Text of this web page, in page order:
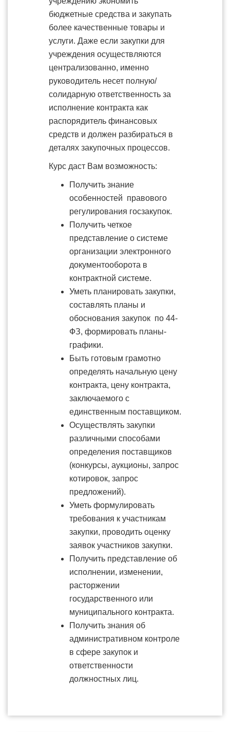
бюджетные средства и закупать
более качественные товары и
услуги. Даже если закупки для
учреждения осуществляются
централизованно, именно
руководитель несет полную/
солидарную ответственность за
исполнение контракта как
распорядитель финансовых
средств и должен разбираться в
деталях закупочных процессов.
Курс даст Вам возможность:
Получить знание
особенностей правового
регулирования госзакупок.
Получить четкое
представление о системе
организации электронного
документооборота в
контрактной системе.
Уметь планировать закупки,
составлять планы и
обоснования закупок по 44-
ФЗ, формировать планы-
графики.
Быть готовым грамотно
определять начальную цену
контракта, цену контракта,
заключаемого с
единственным поставщиком.
Осуществлять закупки
различными способами
определения поставщиков
(конкурсы, аукционы, запрос
котировок, запрос
предложений).
Уметь формулировать
требования к участникам
закупки, проводить оценку
заявок участников закупки.
Получить представление об
исполнении, изменении,
расторжении
государственного или
муниципального контракта.
Получить знания об
административном контроле
в сфере закупок и
ответственности
должностных лиц.